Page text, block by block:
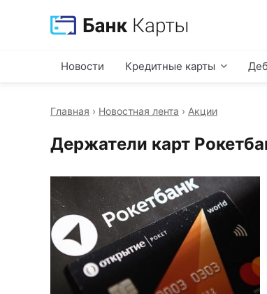
Новости Кредитные карты
Главная › Новостная лента › Акции
Держатели карт